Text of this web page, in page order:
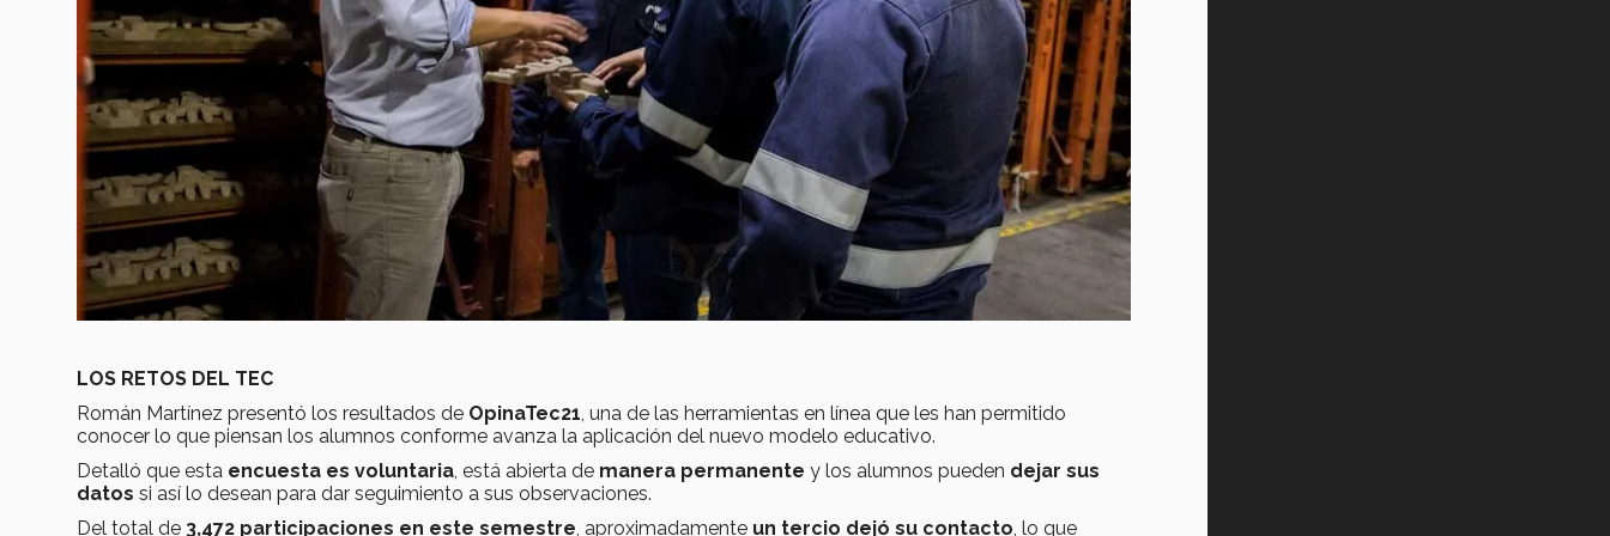
LOS RETOS DEL TEC
Román Martínez presentó los resultados de OpinaTec21, una de las herramientas en línea que les han permitido
conocer lo que piensan los alumnos conforme avanza la aplicación del nuevo modelo educativo.
Detalló que esta encuesta es voluntaria, está abierta de manera permanente y los alumnos pueden dejar sus
datos si así lo desean para dar seguimiento a sus observaciones.
Del total de 3,472 participaciones en este semestre, aproximadamente un tercio dejó su contacto, lo que